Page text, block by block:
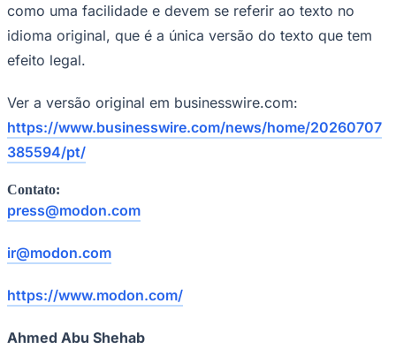
Santos
como uma facilidade e devem se referir ao texto no
idioma original, que é a única versão do texto que tem
efeito legal.
Ver a versão original em businesswire.com:
https://www.businesswire.com/news/home/20260707
385594/pt/
Contato:
press@modon.com
ir@modon.com
https://www.modon.com/
Ahmed Abu Shehab